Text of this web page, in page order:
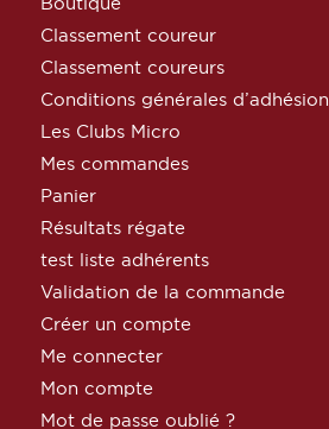
Classement coureur
Classement coureurs
Conditions générales d’adhésion
Les Clubs Micro
Mes commandes
Panier
Résultats régate
test liste adhérents
Validation de la commande
Créer un compte
Me connecter
Mon compte
Mot de passe oublié ?